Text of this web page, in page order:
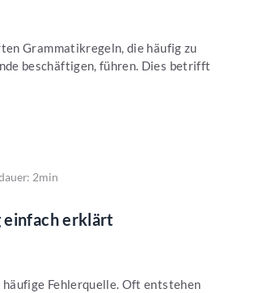
Grammatikregeln, die häufig zu
beschäftigen, führen. Dies betrifft
2min
einfach erklärt
Fehlerquelle. Oft entstehen